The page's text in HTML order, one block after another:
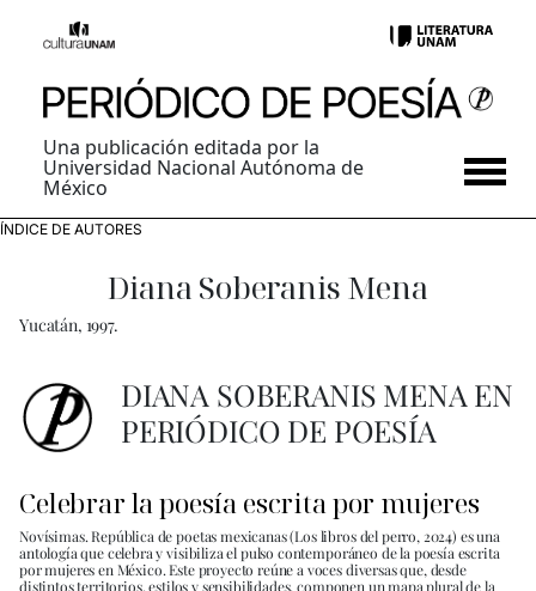
Una publicación editada por la
Universidad Nacional Autónoma de
México
ÍNDICE DE AUTORES
Diana Soberanis Mena
Yucatán, 1997.
DIANA SOBERANIS MENA EN
PERIÓDICO DE POESÍA
Celebrar la poesía escrita por mujeres
Novísimas. República de poetas mexicanas (Los libros del perro, 2024) es una
antología que celebra y visibiliza el pulso contemporáneo de la poesía escrita
por mujeres en México. Este proyecto reúne a voces diversas que, desde
distintos territorios, estilos y sensibilidades, componen un mapa plural de la